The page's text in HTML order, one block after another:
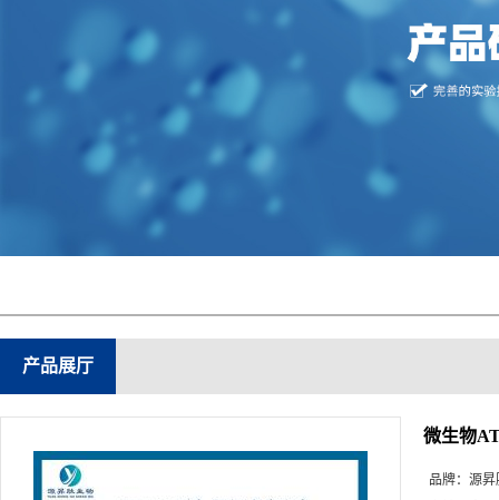
产品展厅
微生物
品牌： 源昇